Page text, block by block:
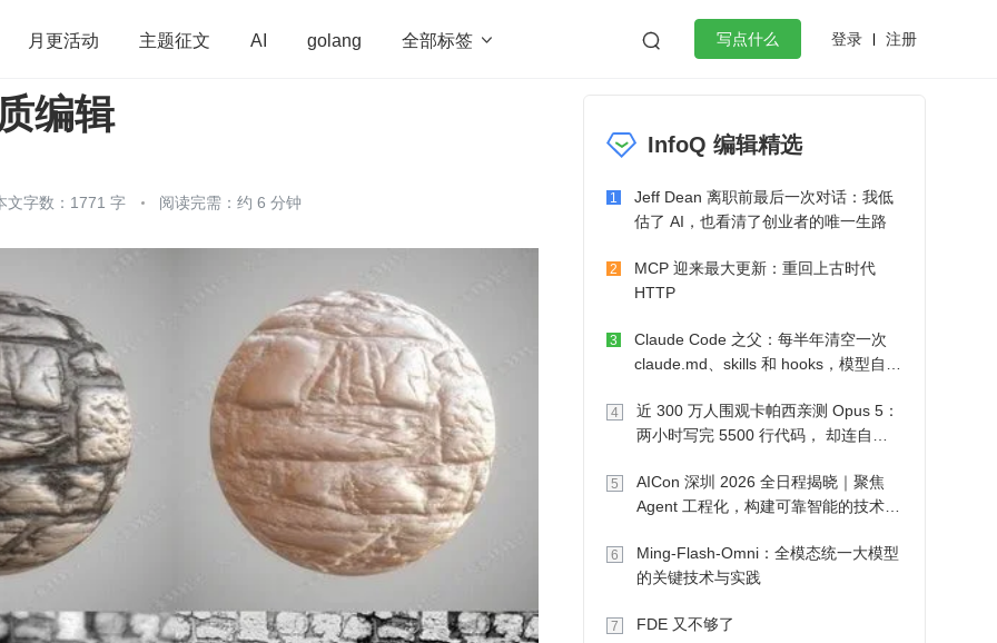
月更活动 主题征文 AI golang 全部标签   写点什么 登录 注册
微服务架构 flutter
编辑
文字数：1771 字 阅读完需：约 6 分钟
InfoQ 编辑精选
1
Jeff Dean 离职前最后一次对话：我低
估了 AI，也看清了创业者的唯一生路
2
MCP 迎来最大更新：重回上古时代
HTTP
3
Claude Code 之父：每半年清空一次
claude.md、skills 和 hooks，模型自己
4
近 300 万人围观卡帕西亲测 Opus 5：
两小时写完 5500 行代码， 却连自己
5
AICon 深圳 2026 全日程揭晓｜聚焦
Agent 工程化，构建可靠智能的技术路
6
Ming-Flash-Omni：全模态统一大模型
的关键技术与实践
7 FDE 又不够了